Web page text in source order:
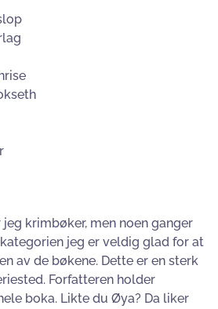
krimbøker, men noen ganger
jeg er veldig glad for at
av de bøkene. Dette er en sterk
Forfatteren holder
boka. Likte du Øya? Da liker